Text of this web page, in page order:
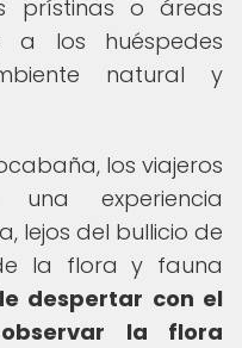
prístinas o áreas
a los huéspedes
natural y
los viajeros
experiencia
lejos del bullicio de
la flora y fauna
despertar con el
la flora